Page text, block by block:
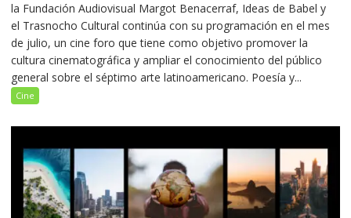
la Fundación Audiovisual Margot Benacerraf, Ideas de Babel y
el Trasnocho Cultural continúa con su programación en el mes
de julio, un cine foro que tiene como objetivo promover la
cultura cinematográfica y ampliar el conocimiento del público
general sobre el séptimo arte latinoamericano. Poesía y...
Cine